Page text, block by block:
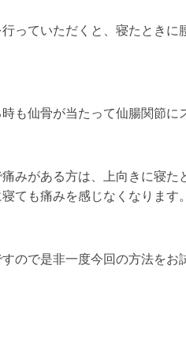
っていただくと、寝たとき
も仙骨が当たって仙腸関節に
みがある方は、上向きに寝
ても痛みを感じなくなります
ので是非一度今回の方法をお